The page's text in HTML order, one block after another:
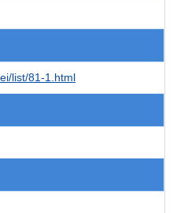
list/81-1.html